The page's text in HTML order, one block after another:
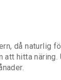
då naturlig
att hitta